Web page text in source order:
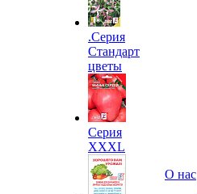
.Серия
Стандарт
цветы
Серия
XXXL
О нас